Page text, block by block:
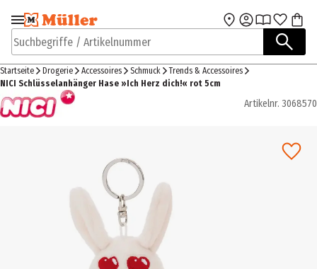
Zur Navigation
springen
Zum Hauptinhalt
Suchbegriffe / Artikelnummer
Startseite Drogerie Accessoires Schmuck
Trends & Accessoires
NICI Schlüsselanhänger Hase »Ich Herz dich!« rot 5cm
Artikelnr. 3068570